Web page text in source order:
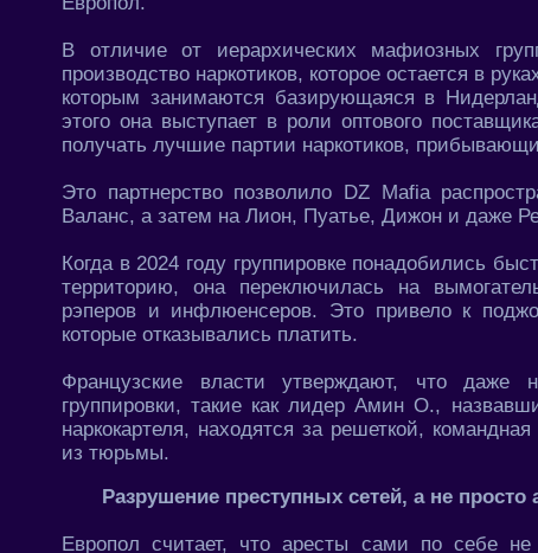
В отличие от иерархических мафиозных
производство наркотиков, которое остается в
которым занимаются базирующаяся в
этого она выступает в роли оптового
получать лучшие партии наркотиков,
Это партнерство позволило DZ Mafia
Валанс, а затем на Лион, Пуатье, Дижон и даже
Когда в 2024 году группировке понадобились
территорию, она переключилась на
рэперов и инфлюенсеров. Это привело к
которые отказывались платить.
Французские власти утверждают, что даже
группировки, такие как лидер Амин О.,
наркокартеля, находятся за решеткой,
из тюрьмы.
Разрушение преступных сетей, а не
Европол считает, что аресты сами по себе